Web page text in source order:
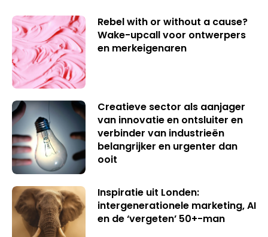
Rebel with or without a cause?
Wake-upcall voor ontwerpers
en merkeigenaren
Creatieve sector als aanjager
van innovatie en ontsluiter en
verbinder van industrieën
belangrijker en urgenter dan
ooit
Inspiratie uit Londen:
intergenerationele marketing, AI
en de ‘vergeten’ 50+-man